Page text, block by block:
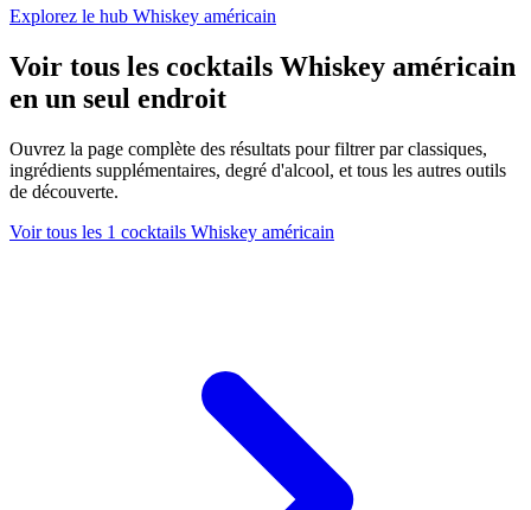
Explorez le hub Whiskey américain
Voir tous les cocktails Whiskey américain
en un seul endroit
Ouvrez la page complète des résultats pour filtrer par classiques,
ingrédients supplémentaires, degré d'alcool, et tous les autres outils
de découverte.
Voir tous les 1 cocktails Whiskey américain